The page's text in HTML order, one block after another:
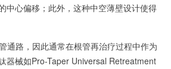
中心偏移；此外，这种中空薄壁设计使得
路，因此通常在根管再治疗过程中作为
器械如Pro-Taper Universal Retreatment